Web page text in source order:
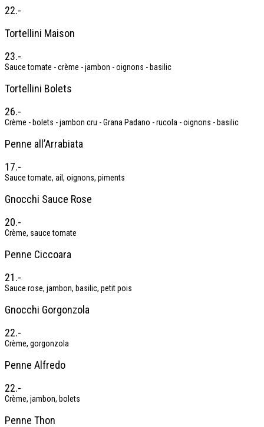
22.-
Tortellini Maison
23.-
Sauce tomate - crème - jambon - oignons - basilic
Tortellini Bolets
26.-
Crème - bolets - jambon cru - Grana Padano - rucola - oignons - basilic
Penne all’Arrabiata
17.-
Sauce tomate, ail, oignons, piments
Gnocchi Sauce Rose
20.-
Crème, sauce tomate
Penne Ciccoara
21.-
Sauce rose, jambon, basilic, petit pois
Gnocchi Gorgonzola
22.-
Crème, gorgonzola
Penne Alfredo
22.-
Crème, jambon, bolets
Penne Thon